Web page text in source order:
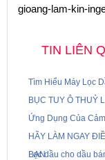
gioang-lam-kin-
TIN LIÊN
Tìm Hiểu Máy Lọc
BỤC TUY Ô THUỶ
Ứng Dụng Của
HÃY LÀM NGAY
BẠN
Lọc dầu cho dầu